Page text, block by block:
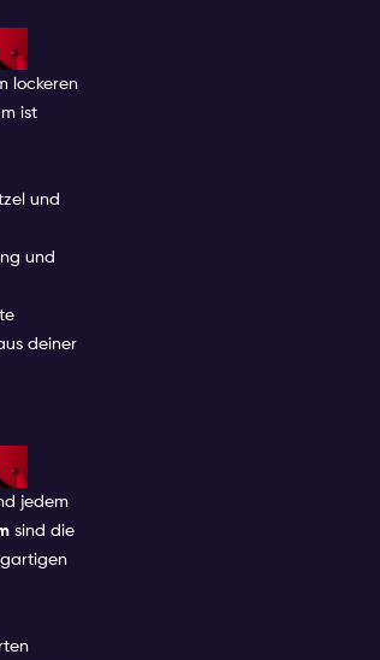
lockeren
ist
und
und
deiner
jedem
sind die